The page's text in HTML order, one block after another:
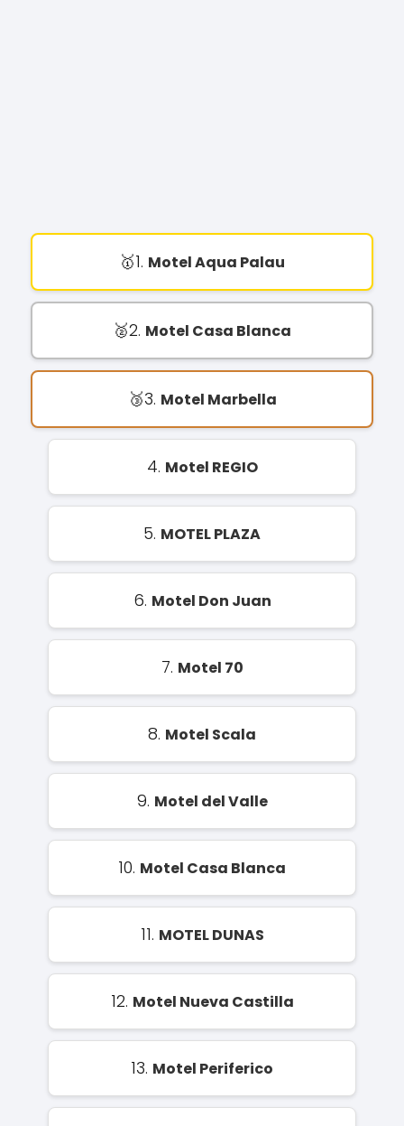
1. Motel Aqua Palau
2. Motel Casa Blanca
3. Motel Marbella
4. Motel REGIO
5. MOTEL PLAZA
6. Motel Don Juan
7. Motel 70
8. Motel Scala
9. Motel del Valle
10. Motel Casa Blanca
11. MOTEL DUNAS
12. Motel Nueva Castilla
13. Motel Periferico